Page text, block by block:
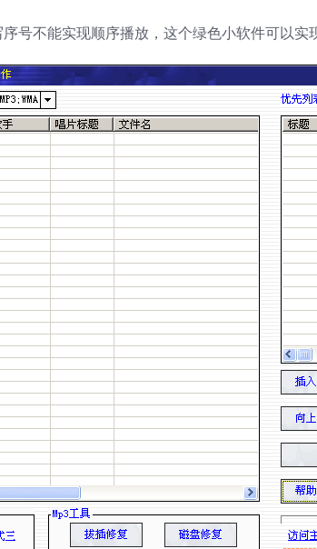
号不能实现顺序播放，这个绿色小软件可以实